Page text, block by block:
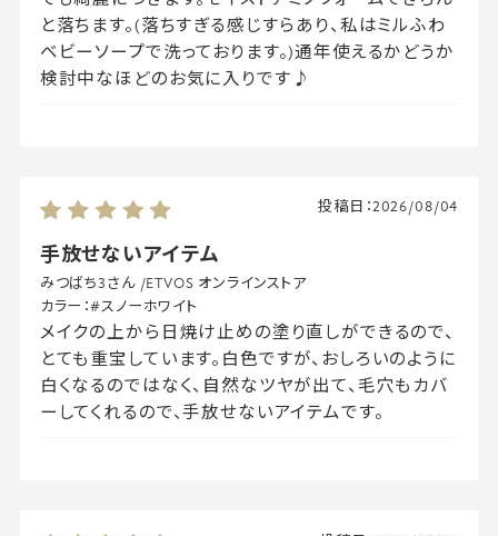
と落ちます。(落ちすぎる感じすらあり、私はミルふわ
ベビーソープで洗っております。)通年使えるかどうか
検討中なほどのお気に入りです♪
手放せないアイテム
投稿日：2026/08/04
みつばち3さん /ETVOS オンラインストア
カラー：#スノーホワイト
メイクの上から日焼け止めの塗り直しができるので、
とても重宝しています。白色ですが、おしろいのように
白くなるのではなく、自然なツヤが出て、毛穴もカバ
ーしてくれるので、手放せないアイテムです。